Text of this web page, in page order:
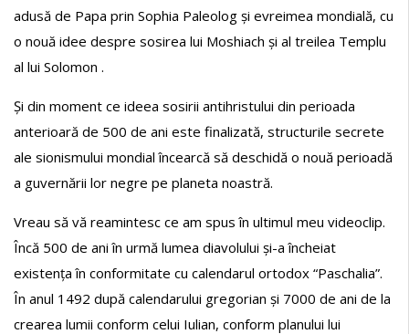
adusă de Papa prin Sophia Paleolog și evreimea mondială, cu
o nouă idee despre sosirea lui Moshiach și al treilea Templu
al lui Solomon .
Și din moment ce ideea sosirii antihristului din perioada
anterioară de 500 de ani este finalizată, structurile secrete
ale sionismului mondial încearcă să deschidă o nouă perioadă
a guvernării lor negre pe planeta noastră.
Vreau să vă reamintesc ce am spus în ultimul meu videoclip.
Încă 500 de ani în urmă lumea diavolului și-a încheiat
existența în conformitate cu calendarul ortodox “Paschalia”.
În anul 1492 după calendarului gregorian și 7000 de ani de la
crearea lumii conform celui Iulian, conform planului lui